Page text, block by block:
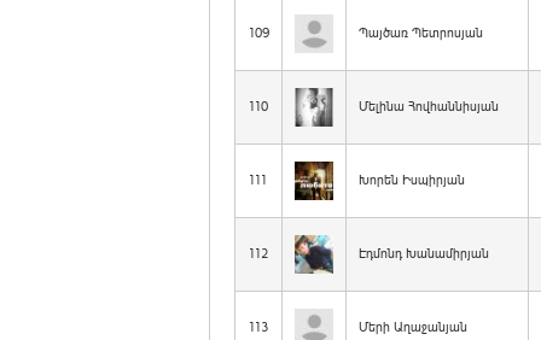
109 Պայծառ Պետրոսյան
110 Մելինա Հովհաննիսյան
111 Խորեն Իսպիրյան
112 Էդմոնդ Խանամիրյան
113 Մերի Աղաջանյան